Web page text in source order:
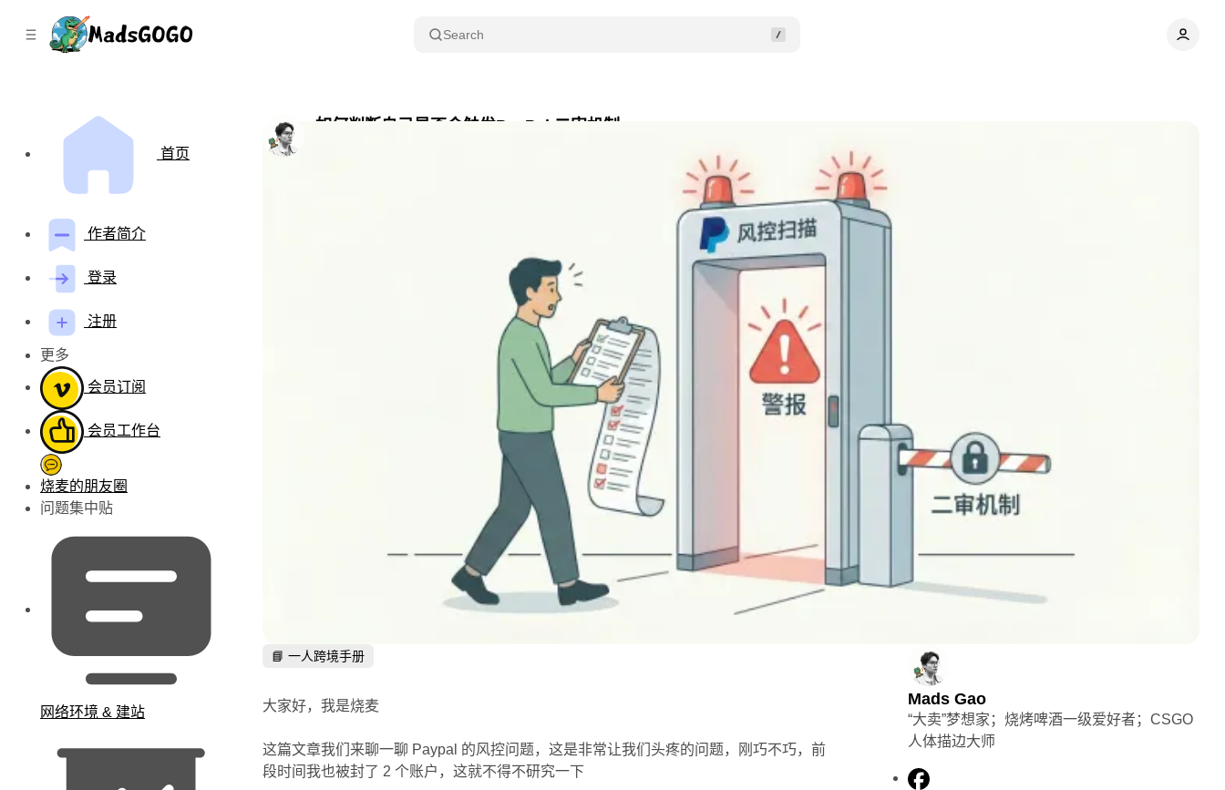
Search
首页
作者简介
登录
注册
更多
会员订阅
会员工作台
烧麦的朋友圈
问题集中贴
网络环境 & 建站
如何判断自己是否会触发PayPal 二审机制
📘 一人跨境手册
大家好，我是烧麦
这篇文章我们来聊一聊 Paypal 的风控问题，这是非常让我们头疼的问题，刚巧不巧，前
段时间我也被封了 2 个账户，这就不得不研究一下
Mads Gao
“大卖”梦想家；烧烤啤酒一级爱好者；CSGO
人体描边大师
F